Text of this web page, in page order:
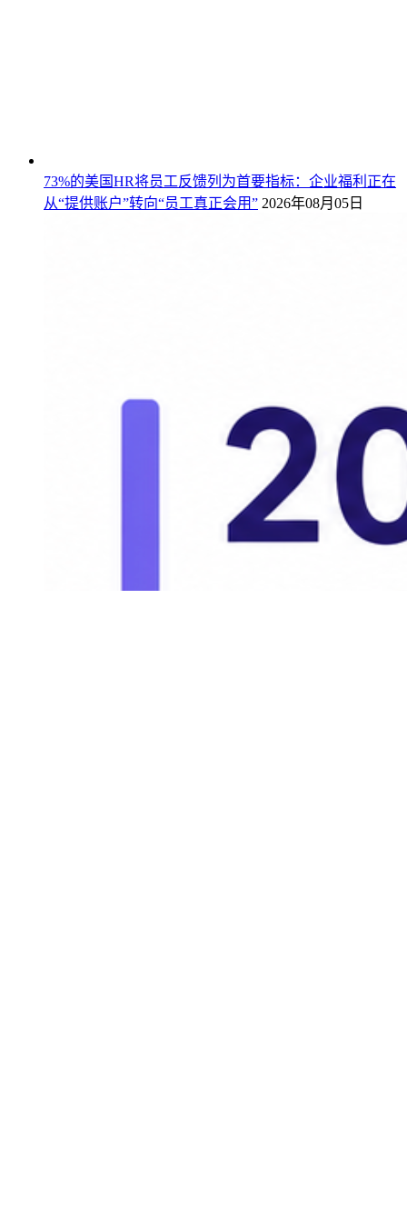
73%的美国HR将员工反馈列为首要指标：企业福利正在
从“提供账户”转向“员工真正会用” 2026年08月05日